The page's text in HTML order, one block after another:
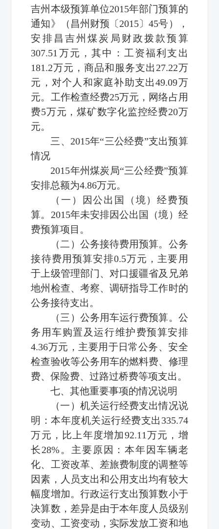
吉州本级预算单位2015年部门预算的
通知》（昌州财预〔2015〕45号），
安排昌吉州煤炭局财政拨款预算
307.51万元，其中：工资福利支出
181.2万元，商品和服务支出27.22万
元，对个人和家庭补助支出49.09万
元。工作检查经费25万元，网络占用
费5万元，煤矿数字化监控经费20万
元。
三、2015年“三公经费”支出预算
情况
2015年州煤炭局“三公经费”预算
安排总额为4.86万元。
（一）因公出国（境）经费预
算。2015年未安排因公出国（境）经
费预算项目。
（二）公务接待费用预算。公务
接待费用预算安排0.5万元，主要用
于上级管理部门、对口援疆省及兄弟
地州检查、考察、调研指导工作时的
公务接待支出。
（三）公务用车运行费预算。公
务用车购置及运行维护费预算安排
4.36万元，主要用于日常公务、安全
检查验收等公务用车的燃料费、修理
费、保险费、过路过桥费等项支出。
七、其他重要事项的情况说明
（一）机关运行经费支出情况说
明：本年度机关运行经费支出335.74
万元，比上年度增加92.11万元，增
长28%。主要原因：本年因车辆老
化、工资改革、差旅费制度的调整等
因素，人员支出和公用支出均有较大
幅度增加。行政运行支出预算数小于
决算数，差异是由于本年度人员级别
变动、工资变动，实际发放工资和地